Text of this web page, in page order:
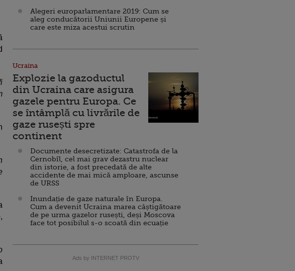
Alegeri europarlamentare 2019: Cum se
aleg conducătorii Uniunii Europene și
care este miza acestui scrutin
Ucraina
Explozie la gazoductul
din Ucraina care asigura
gazele pentru Europa. Ce
se întâmplă cu livrările de
gaze rusești spre
continent
Documente desecretizate: Catastrofa de la
Cernobîl, cel mai grav dezastru nuclear
din istorie, a fost precedată de alte
accidente de mai mică amploare, ascunse
de URSS
Inundație de gaze naturale în Europa.
Cum a devenit Ucraina marea câștigătoare
de pe urma gazelor rusești, deși Moscova
face tot posibilul s-o scoată din ecuație
Ads by INTERNET PROTV